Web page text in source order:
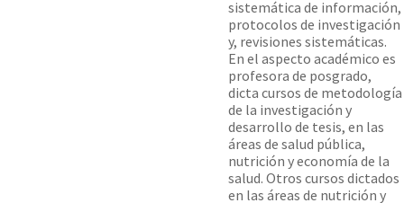
sistemática de información,
protocolos de investigación
y, revisiones sistemáticas.
En el aspecto académico es
profesora de posgrado,
dicta cursos de metodología
de la investigación y
desarrollo de tesis, en las
áreas de salud pública,
nutrición y economía de la
salud. Otros cursos dictados
en las áreas de nutrición y